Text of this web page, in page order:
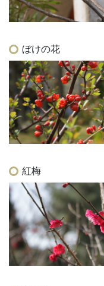
ぼけの花
紅梅